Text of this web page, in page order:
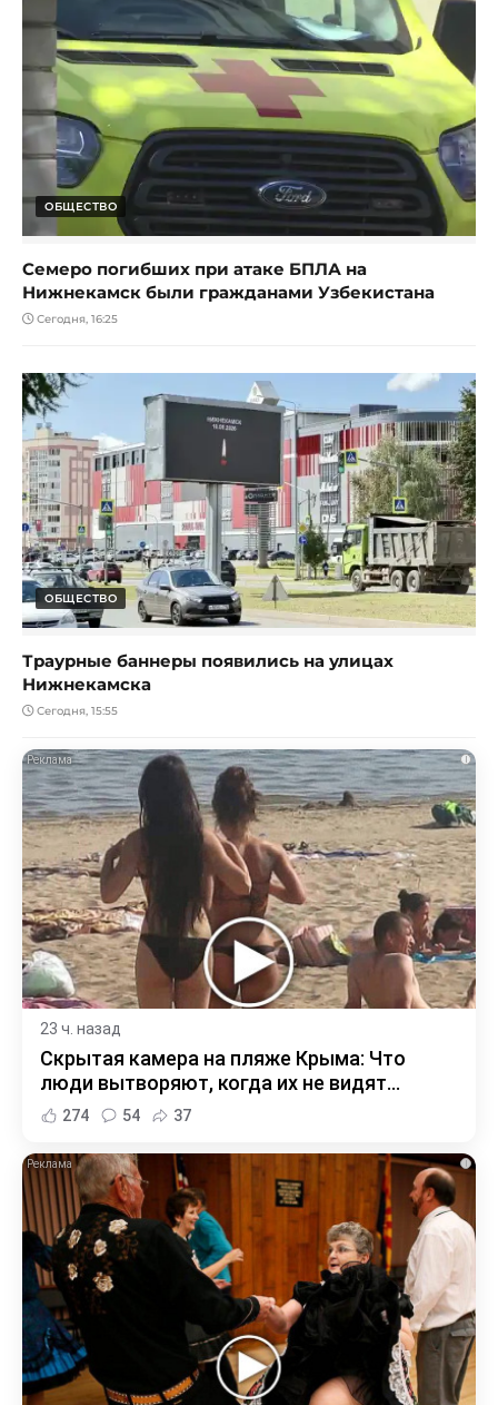
ОБЩЕСТВО
Семеро погибших при атаке БПЛА на
Нижнекамск были гражданами Узбекистана
Сегодня, 16:25
ОБЩЕСТВО
Траурные баннеры появились на улицах
Нижнекамска
Сегодня, 15:55
i
23 ч. назад
Скрытая камера на пляже Крыма: Что
люди вытворяют, когда их не видят...
274 54 37
i